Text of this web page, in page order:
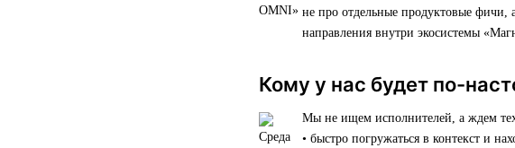
не про отдельные продуктовые фичи,
направления внутри экосистемы
Кому у нас будет по-
Мы не ищем исполнителей, а ждем
• быстро погружаться в контекст и